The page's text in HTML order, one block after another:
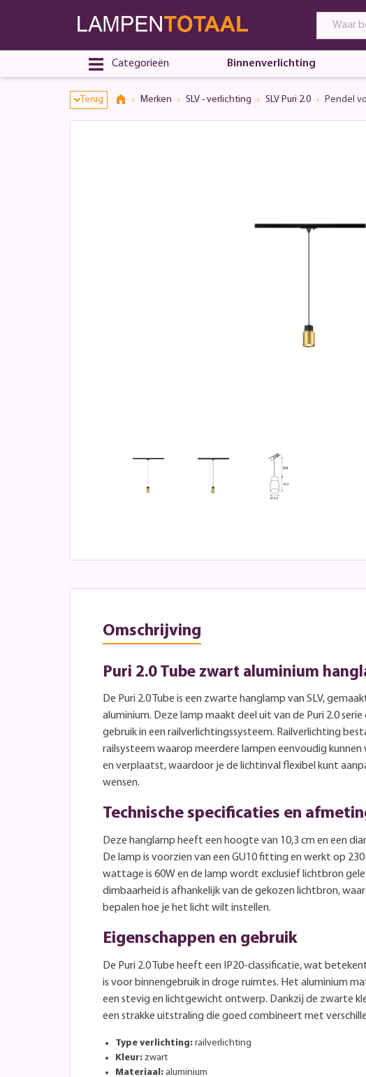
Categorieën Binnenverlichting
Terug Merken SLV - verlichting SLV Puri 2.0 Pendel
Omschrijving
Puri 2.0 Tube zwart aluminium
De Puri 2.0 Tube is een zwarte hanglamp van SLV,
aluminium. Deze lamp maakt deel uit van de Puri 2.0
gebruik in een railverlichtingssysteem. Railverlichting
railsysteem waarop meerdere lampen eenvoudig
en verplaatst, waardoor je de lichtinval flexibel kunt
wensen.
Technische specificaties en
Deze hanglamp heeft een hoogte van 10,3 cm en een
De lamp is voorzien van een GU10 fitting en werkt op
wattage is 60W en de lamp wordt exclusief lichtbron
dimbaarheid is afhankelijk van de gekozen lichtbron,
bepalen hoe je het licht wilt instellen.
Eigenschappen en gebruik
De Puri 2.0 Tube heeft een IP20-classificatie, wat
is voor binnengebruik in droge ruimtes. Het aluminium
een stevig en lichtgewicht ontwerp. Dankzij de zwarte
een strakke uitstraling die goed combineert met
Type verlichting: railverlichting
Kleur: zwart
Materiaal: aluminium